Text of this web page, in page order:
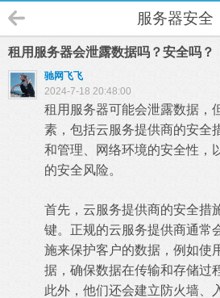
服务器安全
租用服务器会泄露数据吗？安全吗？
驰网飞飞
2024-7-18 20:48:00
租用服务器可能会泄露数据，
素，包括云服务提供商的安全
和管理、网络环境的安全性，
的安全风险。
首先，云服务提供商的安全措
键。正规的云服务提供商通常
施来保护客户的数据，例如使
据，确保数据在传输和存储过
此外，他们还会建立防火墙、